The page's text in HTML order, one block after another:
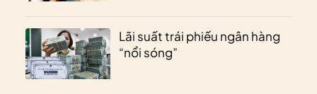
Lãi suất trái phiếu ngân hàng
“nổi sóng”